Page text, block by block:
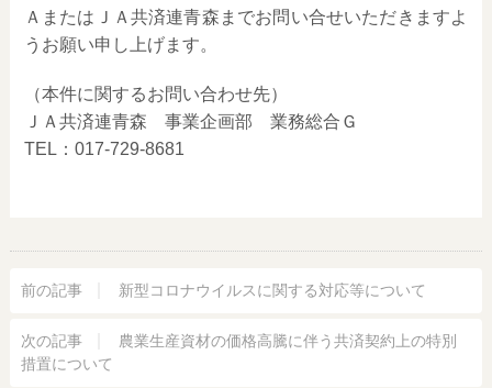
ＡまたはＪＡ共済連青森までお問い合せいただきますよ
うお願い申し上げます。
（本件に関するお問い合わせ先）
ＪＡ共済連青森 事業企画部 業務総合Ｇ
TEL：017-729-8681
前の記事 新型コロナウイルスに関する対応等について
次の記事
農業生産資材の価格高騰に伴う共済契約上の特別
措置について